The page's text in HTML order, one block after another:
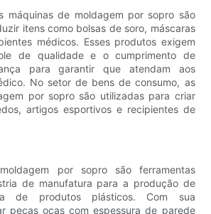
máquinas de moldagem por sopro são
itens como bolsas de soro, máscaras
médicos. Esses produtos exigem
de qualidade e o cumprimento de
para garantir que atendam aos
No setor de bens de consumo, as
por sopro são utilizadas para criar
artigos esportivos e recipientes de
por sopro são ferramentas
de manufatura para a produção de
de produtos plásticos. Com sua
peças ocas com espessura de parede